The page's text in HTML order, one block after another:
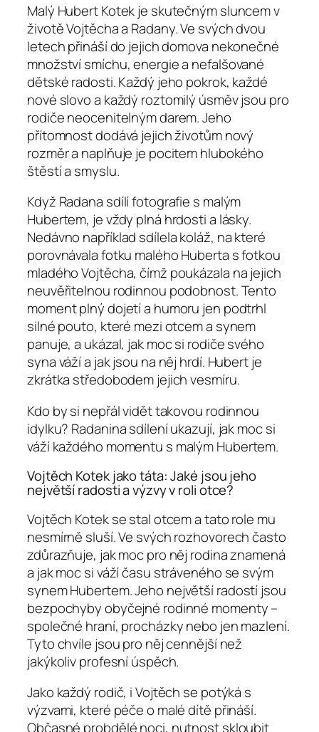
Malý Hubert Kotek je skutečným sluncem v
životě Vojtěcha a Radany. Ve svých dvou
letech přináší do jejich domova nekonečné
množství smíchu, energie a nefalšované
dětské radosti. Každý jeho pokrok, každé
nové slovo a každý roztomilý úsměv jsou pro
rodiče neocenitelným darem. Jeho
přítomnost dodává jejich životům nový
rozměr a naplňuje je pocitem hlubokého
štěstí a smyslu.
Když Radana sdílí fotografie s malým
Hubertem, je vždy plná hrdosti a lásky.
Nedávno například sdílela koláž, na které
porovnávala fotku malého Huberta s fotkou
mladého Vojtěcha, čímž poukázala na jejich
neuvěřitelnou rodinnou podobnost. Tento
moment plný dojetí a humoru jen podtrhl
silné pouto, které mezi otcem a synem
panuje, a ukázal, jak moc si rodiče svého
syna váží a jak jsou na něj hrdí. Hubert je
zkrátka středobodem jejich vesmíru.
Kdo by si nepřál vidět takovou rodinnou
idylku? Radanina sdílení ukazují, jak moc si
váží každého momentu s malým Hubertem.
Vojtěch Kotek jako táta: Jaké jsou jeho
největší radosti a výzvy v roli otce?
Vojtěch Kotek se stal otcem a tato role mu
nesmírně sluší. Ve svých rozhovorech často
zdůrazňuje, jak moc pro něj rodina znamená
a jak moc si váží času stráveného se svým
synem Hubertem. Jeho největší radostí jsou
bezpochyby obyčejné rodinné momenty –
společné hraní, procházky nebo jen mazlení.
Tyto chvíle jsou pro něj cennější než
jakýkoliv profesní úspěch.
Jako každý rodič, i Vojtěch se potýká s
výzvami, které péče o malé dítě přináší.
Občasné probdělé noci, nutnost skloubit